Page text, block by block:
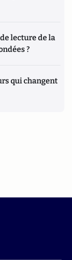
lecture de la
?
qui changent